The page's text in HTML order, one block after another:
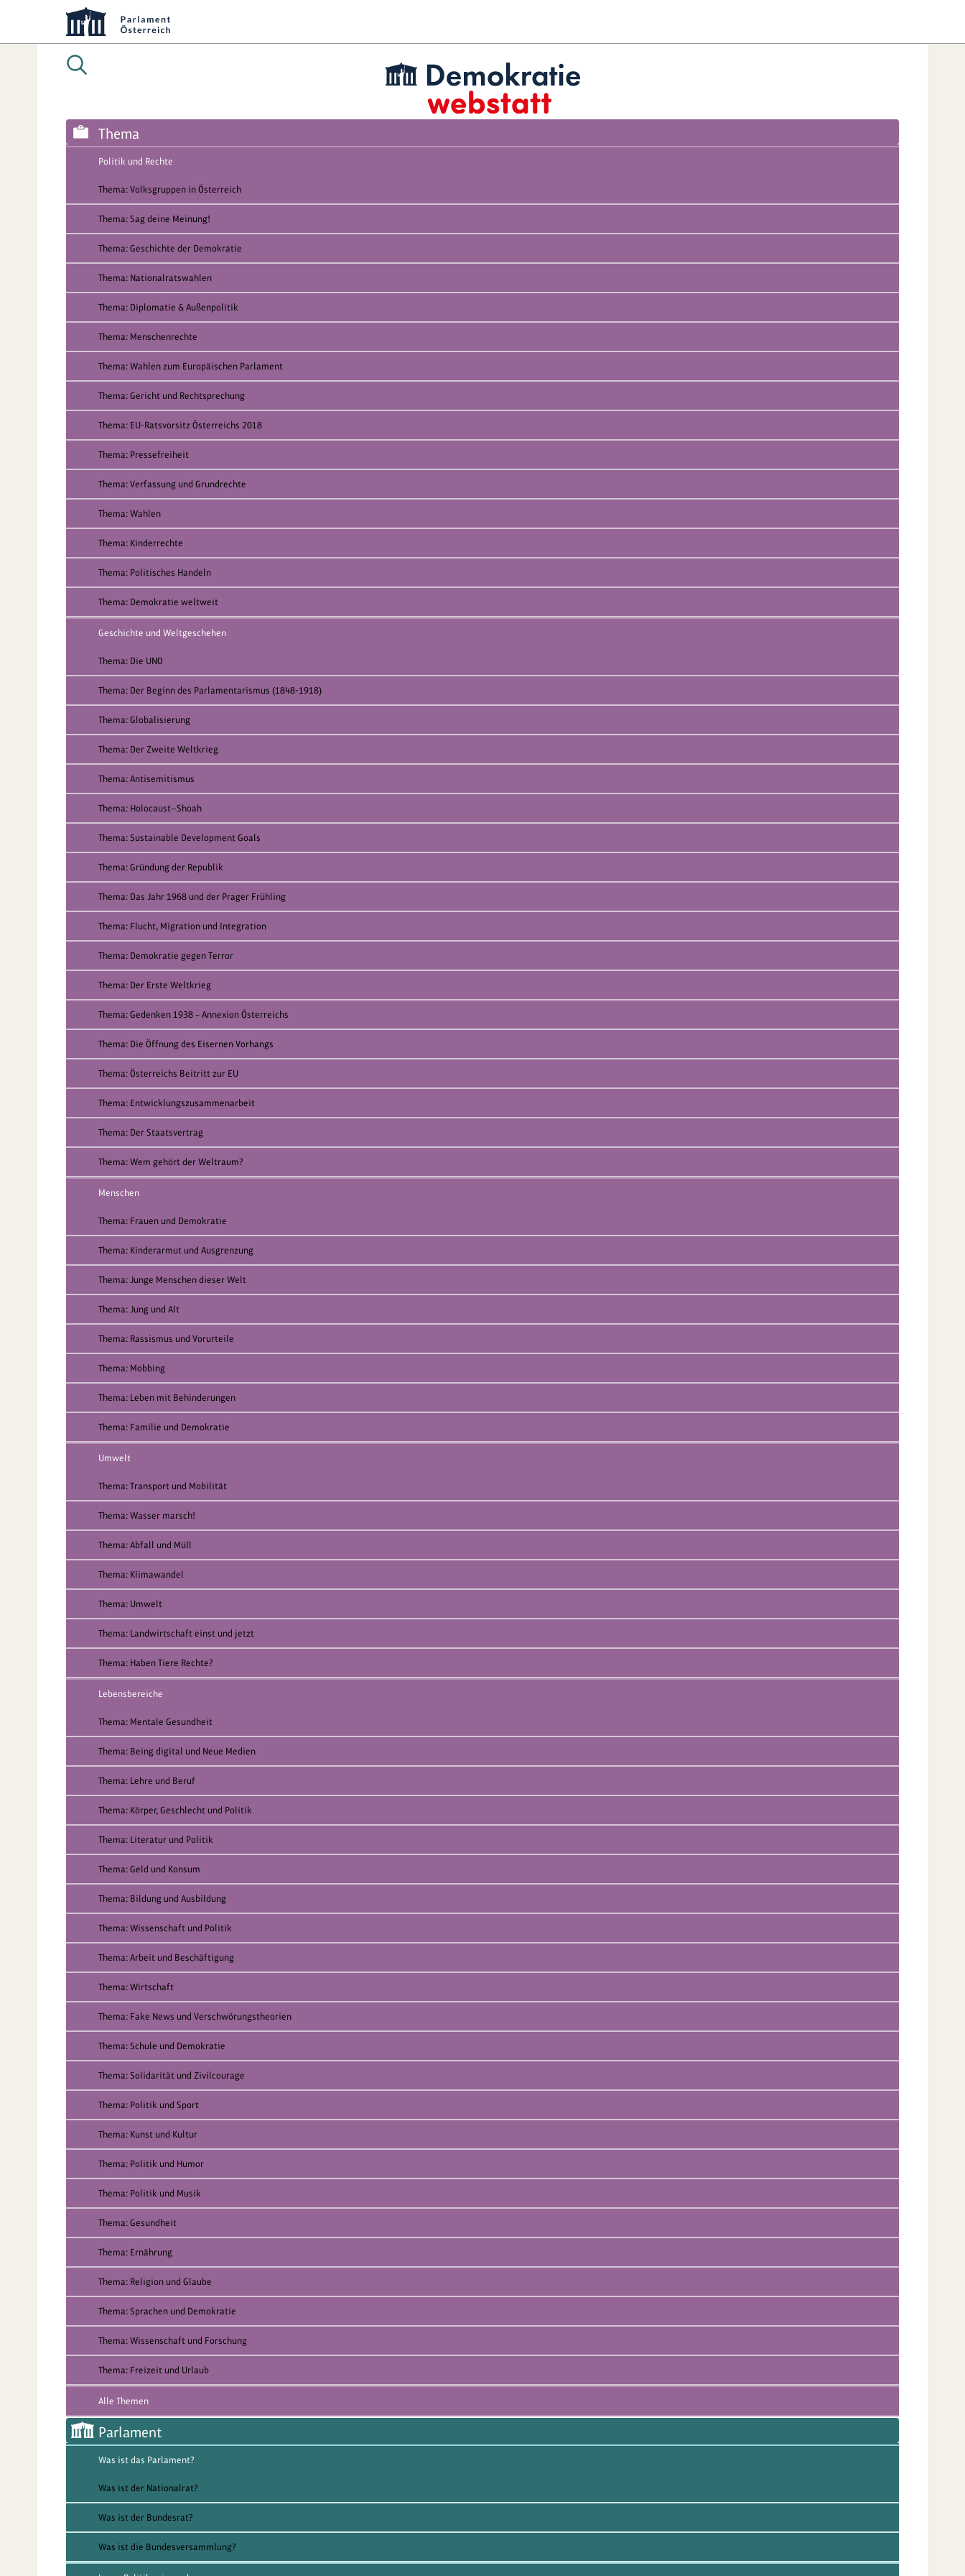
Thema
Politik und Rechte
Thema: Volksgruppen in Österreich
Thema: Sag deine Meinung!
Thema: Geschichte der Demokratie
Thema: Nationalratswahlen
Thema: Diplomatie & Außenpolitik
Thema: Menschenrechte
Thema: Wahlen zum Europäischen Parlament
Thema: Gericht und Rechtsprechung
Thema: EU-Ratsvorsitz Österreichs 2018
Thema: Pressefreiheit
Thema: Verfassung und Grundrechte
Thema: Wahlen
Thema: Kinderrechte
Thema: Politisches Handeln
Thema: Demokratie weltweit
Geschichte und Weltgeschehen
Thema: Die UNO
Thema: Der Beginn des Parlamentarismus (1848-1918)
Thema: Globalisierung
Thema: Der Zweite Weltkrieg
Thema: Antisemitismus
Thema: Holocaust—Shoah
Thema: Sustainable Development Goals
Thema: Gründung der Republik
Thema: Das Jahr 1968 und der Prager Frühling
Thema: Flucht, Migration und Integration
Thema: Demokratie gegen Terror
Thema: Der Erste Weltkrieg
Thema: Gedenken 1938 – Annexion Österreichs
Thema: Die Öffnung des Eisernen Vorhangs
Thema: Österreichs Beitritt zur EU
Thema: Entwicklungszusammenarbeit
Thema: Der Staatsvertrag
Thema: Wem gehört der Weltraum?
Menschen
Thema: Frauen und Demokratie
Thema: Kinderarmut und Ausgrenzung
Thema: Junge Menschen dieser Welt
Thema: Jung und Alt
Thema: Rassismus und Vorurteile
Thema: Mobbing
Thema: Leben mit Behinderungen
Thema: Familie und Demokratie
Umwelt
Thema: Transport und Mobilität
Thema: Wasser marsch!
Thema: Abfall und Müll
Thema: Klimawandel
Thema: Umwelt
Thema: Landwirtschaft einst und jetzt
Thema: Haben Tiere Rechte?
Lebensbereiche
Thema: Mentale Gesundheit
Thema: Being digital und Neue Medien
Thema: Lehre und Beruf
Thema: Körper, Geschlecht und Politik
Thema: Literatur und Politik
Thema: Geld und Konsum
Thema: Bildung und Ausbildung
Thema: Wissenschaft und Politik
Thema: Arbeit und Beschäftigung
Thema: Wirtschaft
Thema: Fake News und Verschwörungstheorien
Thema: Schule und Demokratie
Thema: Solidarität und Zivilcourage
Thema: Politik und Sport
Thema: Kunst und Kultur
Thema: Politik und Humor
Thema: Politik und Musik
Thema: Gesundheit
Thema: Ernährung
Thema: Religion und Glaube
Thema: Sprachen und Demokratie
Thema: Wissenschaft und Forschung
Thema: Freizeit und Urlaub
Alle Themen
Parlament
Was ist das Parlament?
Was ist der Nationalrat?
Was ist der Bundesrat?
Was ist die Bundesversammlung?